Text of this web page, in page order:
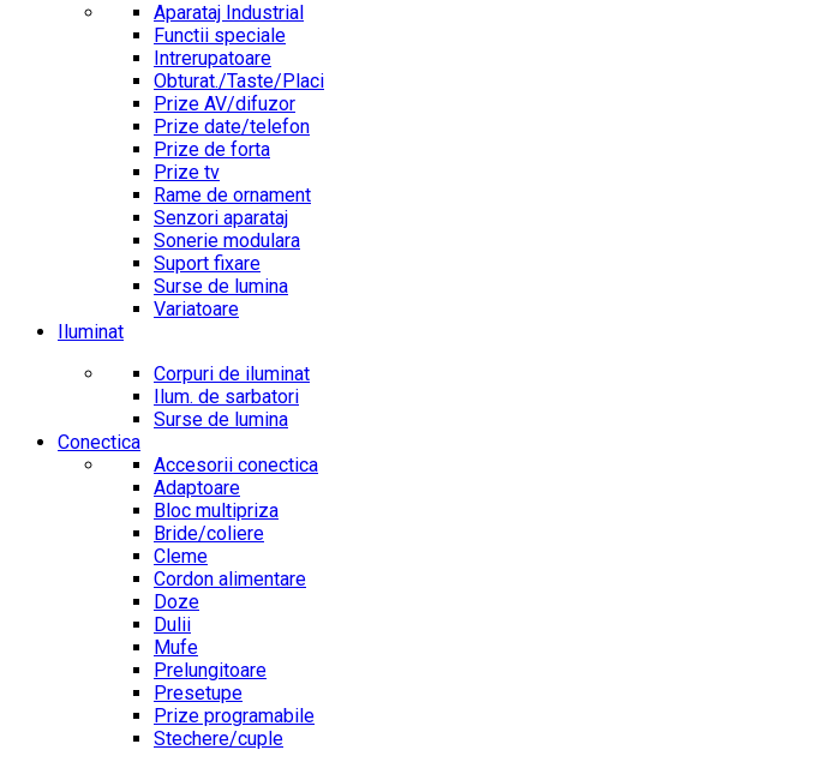
Aparataj Industrial
Functii speciale
Intrerupatoare
Obturat./Taste/Placi
Prize AV/difuzor
Prize date/telefon
Prize de forta
Prize tv
Rame de ornament
Senzori aparataj
Sonerie modulara
Suport fixare
Surse de lumina
Variatoare
Iluminat
Corpuri de iluminat
Ilum. de sarbatori
Surse de lumina
Conectica
Accesorii conectica
Adaptoare
Bloc multipriza
Bride/coliere
Cleme
Cordon alimentare
Doze
Dulii
Mufe
Prelungitoare
Presetupe
Prize programabile
Stechere/cuple